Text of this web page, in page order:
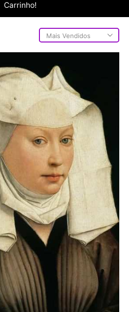
Carrinho!